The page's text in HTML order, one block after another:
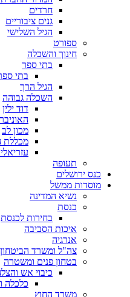
חרדים
גנים ציבוריים
הגיל השלישי
ספורט
חינוך והשכלה
בתי ספר
בתי
הגיל הרך
השכלה גבוהה
דוד ילין
מכון לב
מכללת
תעופה
כנס ירושלים
מוסדות ממשל
נשיא המדינה
כנסת
בחירות לכנסת
איכות הסביבה
אנרגיה
צה"ל ומשרד הביטחון
בטחון פנים ומשטרה
כיבוי אש
כלכלה
משרד החוץ